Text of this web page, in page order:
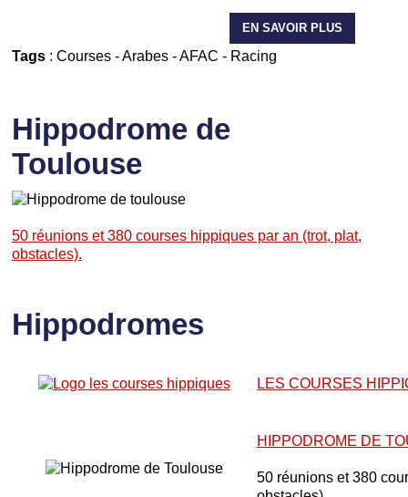
EN SAVOIR PLUS
Tags: Courses-Arabes-AFAC - Racing
Hippodrome de
Toulouse
50 réunions et 380 courses hippiques par an (trot, plat,
obstacles).
Hippodromes
LES COURSES
HIPPODROME DE
50 réunions et 380